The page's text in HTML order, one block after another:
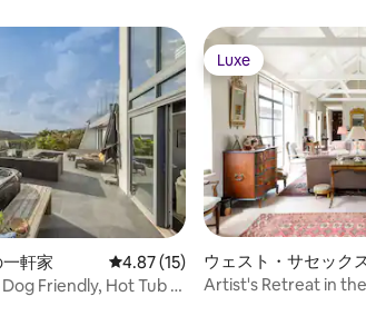
軒家 レビュー15件、5つ星中4.87つ星
4.87 (15)
Friendly, Hot Tub &
Luxe
Luxe
ウェスト・サセック
Artist's Retreat in